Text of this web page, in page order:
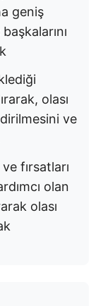
geniş
olası
ve
fırsatları
olan
olası